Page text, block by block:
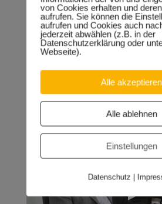
Einblick in meine
im Jahr 2014
von Cookies erhalten und
aufrufen. Sie können die
aufrufen und Cookies auch
jederzeit abwählen (z.B. in der
Datenschutzerklärung oder
Webseite).
Alle akzeptieren
Alle ablehnen
Einstellungen
Datenschutz |